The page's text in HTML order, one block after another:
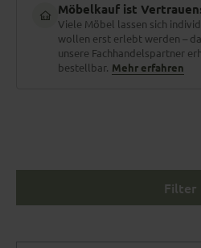
Möbelkauf ist
Viele Möbel lassen sich
wollen erst erlebt werden –
unsere Fachhandelspartner
bestellbar. Mehr erfahren
Filter